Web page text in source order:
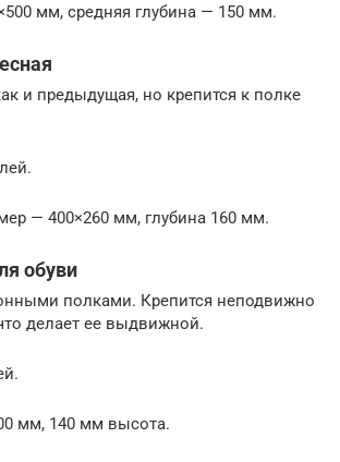
мм, средняя глубина — 150 мм.
и предыдущая, но крепится к полке
— 400×260 мм, глубина 160 мм.
обуви
полками. Крепится неподвижно
делает ее выдвижной.
мм, 140 мм высота.